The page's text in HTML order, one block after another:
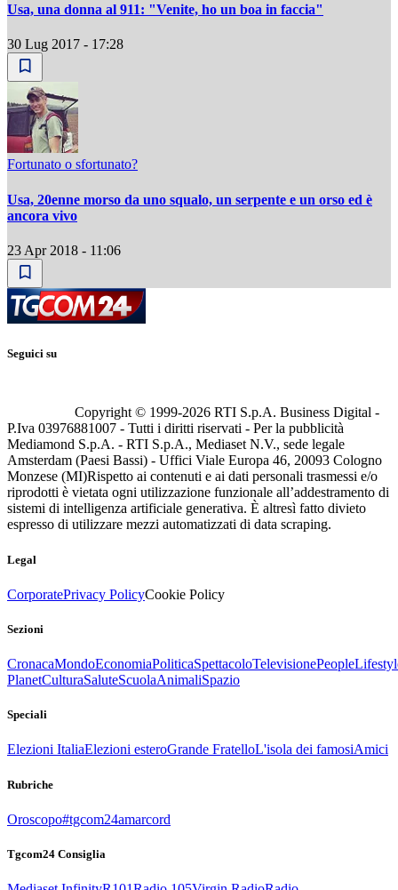
Usa, una donna al 911: "Venite, ho un boa in faccia"
30 Lug 2017 - 17:28
Fortunato o sfortunato?
Usa, 20enne morso da uno squalo, un serpente e un orso ed è
ancora vivo
23 Apr 2018 - 11:06
Seguici su
Copyright © 1999-2026 RTI S.p.A. Business Digital -
P.Iva 03976881007 - Tutti i diritti riservati - Per la pubblicità
Mediamond S.p.A. - RTI S.p.A., Mediaset N.V., sede legale
Amsterdam (Paesi Bassi) - Uffici Viale Europa 46, 20093 Cologno
Monzese (MI)Rispetto ai contenuti e ai dati personali trasmessi e/o
riprodotti è vietata ogni utilizzazione funzionale all’addestramento di
sistemi di intelligenza artificiale generativa. È altresì fatto divieto
espresso di utilizzare mezzi automatizzati di data scraping.
Legal
CorporatePrivacy PolicyCookie Policy
Sezioni
CronacaMondoEconomiaPoliticaSpettacoloTelevisionePeople
PlanetCulturaSaluteScuolaAnimaliSpazio
Speciali
Elezioni ItaliaElezioni esteroGrande FratelloL'isola dei famosiAmici
Rubriche
Oroscopo#tgcom24amarcord
Tgcom24 Consiglia